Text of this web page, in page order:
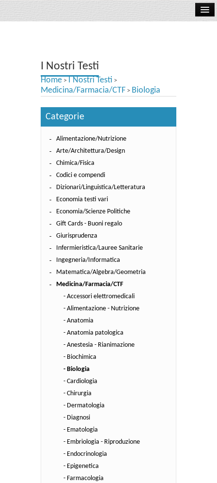
Testi scolastici
Carta Cultura e Carta del Merito - Carta Docente
I Nostri Testi
Home > I Nostri Testi >
Medicina/Farmacia/CTF > Biologia
Categorie
Alimentazione/Nutrizione
Arte/Architettura/Design
Chimica/Fisica
Codici e compendi
Dizionari/Linguistica/Letteratura
Economia testi vari
Economia/Scienze Politiche
Gift Cards - Buoni regalo
Giurisprudenza
Infermieristica/Lauree Sanitarie
Ingegneria/Informatica
Matematica/Algebra/Geometria
Medicina/Farmacia/CTF
- Accessori elettromedicali
- Alimentazione - Nutrizione
- Anatomia
- Anatomia patologica
- Anestesia - Rianimazione
- Biochimica
- Biologia
- Cardiologia
- Chirurgia
- Dermatologia
- Diagnosi
- Ematologia
- Embriologia - Riproduzione
- Endocrinologia
- Epigenetica
- Farmacologia